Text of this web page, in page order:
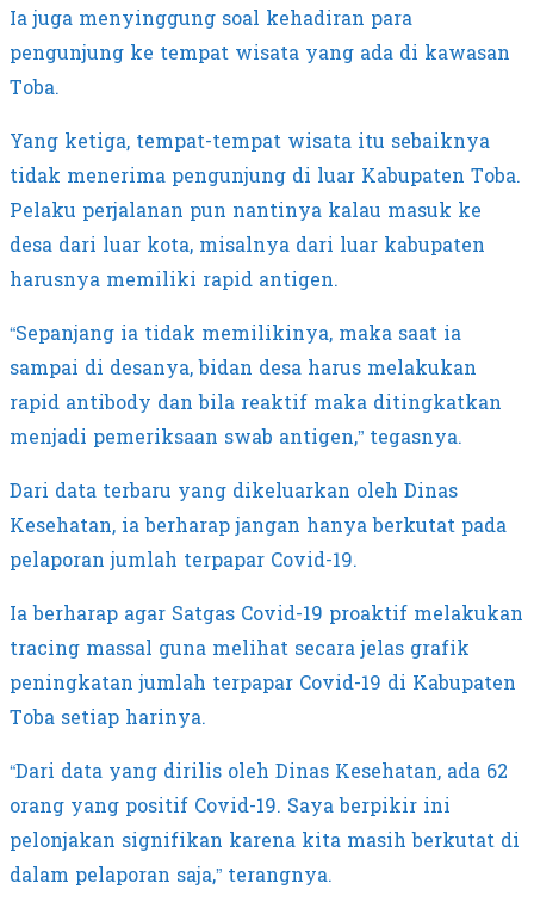
Ia juga menyinggung soal kehadiran para
pengunjung ke tempat wisata yang ada di kawasan
Toba.
Yang ketiga, tempat-tempat wisata itu sebaiknya
tidak menerima pengunjung di luar Kabupaten Toba.
Pelaku perjalanan pun nantinya kalau masuk ke
desa dari luar kota, misalnya dari luar kabupaten
harusnya memiliki rapid antigen.
“Sepanjang ia tidak memilikinya, maka saat ia
sampai di desanya, bidan desa harus melakukan
rapid antibody dan bila reaktif maka ditingkatkan
menjadi pemeriksaan swab antigen,” tegasnya.
Dari data terbaru yang dikeluarkan oleh Dinas
Kesehatan, ia berharap jangan hanya berkutat pada
pelaporan jumlah terpapar Covid-19.
Ia berharap agar Satgas Covid-19 proaktif melakukan
tracing massal guna melihat secara jelas grafik
peningkatan jumlah terpapar Covid-19 di Kabupaten
Toba setiap harinya.
“Dari data yang dirilis oleh Dinas Kesehatan, ada 62
orang yang positif Covid-19. Saya berpikir ini
pelonjakan signifikan karena kita masih berkutat di
dalam pelaporan saja,” terangnya.